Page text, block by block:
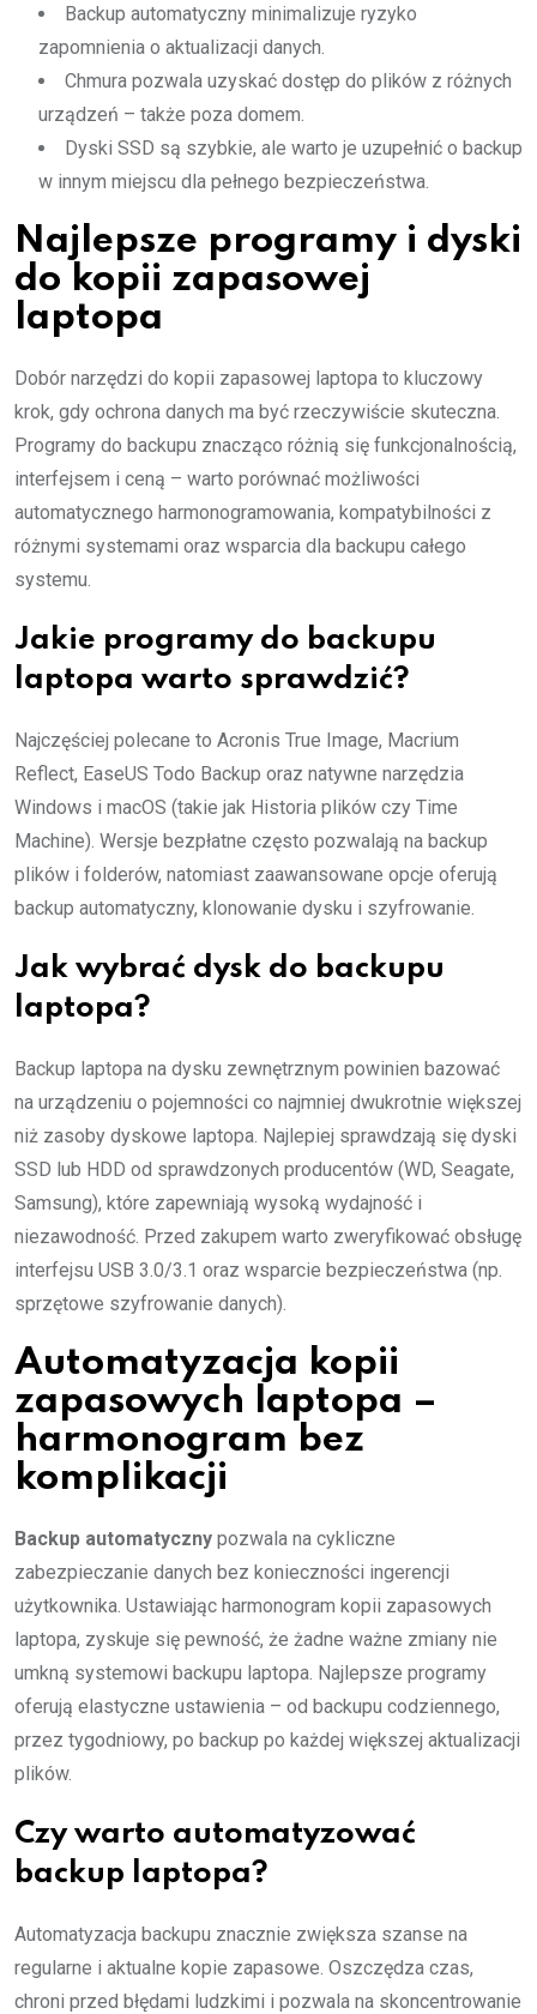
Backup automatyczny minimalizuje ryzyko
zapomnienia o aktualizacji danych.
Chmura pozwala uzyskać dostęp do plików z różnych
urządzeń – także poza domem.
Dyski SSD są szybkie, ale warto je uzupełnić o backup
w innym miejscu dla pełnego bezpieczeństwa.
Najlepsze programy i dyski
do kopii zapasowej
laptopa
Dobór narzędzi do kopii zapasowej laptopa to kluczowy
krok, gdy ochrona danych ma być rzeczywiście skuteczna.
Programy do backupu znacząco różnią się funkcjonalnością,
interfejsem i ceną – warto porównać możliwości
automatycznego harmonogramowania, kompatybilności z
różnymi systemami oraz wsparcia dla backupu całego
systemu.
Jakie programy do backupu
laptopa warto sprawdzić?
Najczęściej polecane to Acronis True Image, Macrium
Reflect, EaseUS Todo Backup oraz natywne narzędzia
Windows i macOS (takie jak Historia plików czy Time
Machine). Wersje bezpłatne często pozwalają na backup
plików i folderów, natomiast zaawansowane opcje oferują
backup automatyczny, klonowanie dysku i szyfrowanie.
Jak wybrać dysk do backupu
laptopa?
Backup laptopa na dysku zewnętrznym powinien bazować
na urządzeniu o pojemności co najmniej dwukrotnie większej
niż zasoby dyskowe laptopa. Najlepiej sprawdzają się dyski
SSD lub HDD od sprawdzonych producentów (WD, Seagate,
Samsung), które zapewniają wysoką wydajność i
niezawodność. Przed zakupem warto zweryfikować obsługę
interfejsu USB 3.0/3.1 oraz wsparcie bezpieczeństwa (np.
sprzętowe szyfrowanie danych).
Automatyzacja kopii
zapasowych laptopa –
harmonogram bez
komplikacji
Backup automatyczny pozwala na cykliczne
zabezpieczanie danych bez konieczności ingerencji
użytkownika. Ustawiając harmonogram kopii zapasowych
laptopa, zyskuje się pewność, że żadne ważne zmiany nie
umkną systemowi backupu laptopa. Najlepsze programy
oferują elastyczne ustawienia – od backupu codziennego,
przez tygodniowy, po backup po każdej większej aktualizacji
plików.
Czy warto automatyzować
backup laptopa?
Automatyzacja backupu znacznie zwiększa szanse na
regularne i aktualne kopie zapasowe. Oszczędza czas,
chroni przed błędami ludzkimi i pozwala na skoncentrowanie